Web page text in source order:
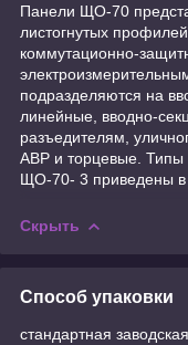
Панели ЩО-70
листогнутых
коммутационно-
подразделяются на
линейные, вводно-
разъедителям,
АВР и торцевые.
ЩО-70- 3 приведены в
Скрыть
Способ упаковки
стандартная заводская